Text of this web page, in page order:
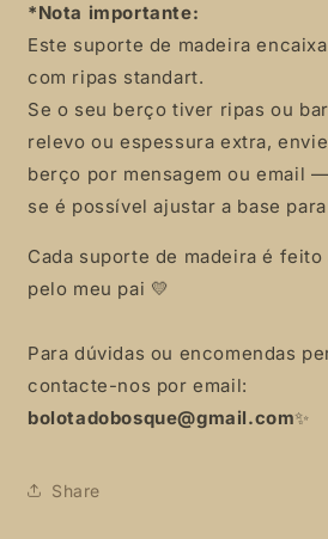
*Nota importante:
Este suporte de madeira
com ripas standart.
Se o seu berço tiver ripas ou
relevo ou espessura extra,
berço por mensagem ou email
se é possível ajustar a base
Cada suporte de madeira é
pelo meu pai 💛
Para dúvidas ou encomendas
contacte-nos por email:
bolotadobosque@gmail.com✨
Share